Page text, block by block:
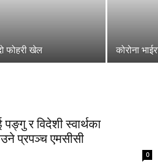
फोहरी खेल कोरोना
र विदेशी स्वार्थका
प्रपञ्च एमसीसी
0